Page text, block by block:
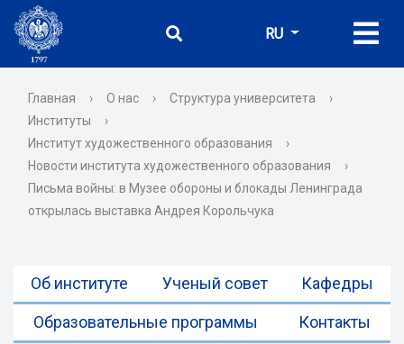
RU
Главная › О нас › Структура университета
›
Институты
›
Институт художественного образования
›
Новости института художественного образования
›
Письма войны: в Музее обороны и блокады Ленинграда
открылась выставка Андрея Корольчука
Об институте Ученый совет Кафедры
Образовательные программы Контакты